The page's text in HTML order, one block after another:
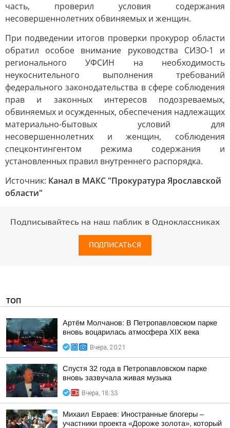
часть, проверил условия содержания
несовершеннолетних обвиняемых и женщин.
При подведении итогов проверки прокурор области
обратил особое внимание руководства СИЗО-1 и
регионального УФСИН на необходимость
неукоснительного выполнения требований
федерального законодательства в сфере соблюдения
прав и законных интересов подозреваемых,
обвиняемых и осужденных, обеспечения надлежащих
материально-бытовых условий для
несовершеннолетних и женщин, соблюдения
спецконтингентом режима содержания и
установленных правил внутреннего распорядка.
Источник: Канал в МАКС "Прокуратура Ярославской
области"
Подписывайтесь на наш паблик в Одноклассниках
ПОДПИСАТЬСЯ
ТОП
Артём Молчанов: В Петропавловском парке
вновь воцарилась атмосфера XIX века
Вчера, 20:21
Спустя 32 года в Петропавловском парке
вновь зазвучала живая музыка
Вчера, 18:33
Михаил Евраев: Иностранные блогеры –
участники проекта «Дороже золота», который